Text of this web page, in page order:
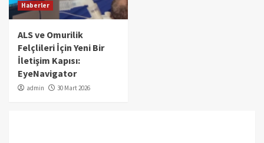
Haberler
ALS ve Omurilik
Felçlileri İçin Yeni Bir
İletişim Kapısı:
EyeNavigator
admin 30 Mart 2026